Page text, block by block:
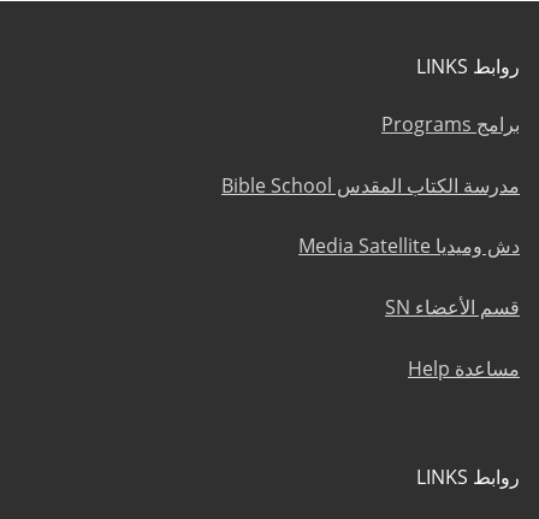
روابط LINKS
برامج Programs
مدرسة الكتاب المقدس Bible School
دش وميديا Media Satellite
قسم الأعضاء SN
مساعدة Help
روابط LINKS